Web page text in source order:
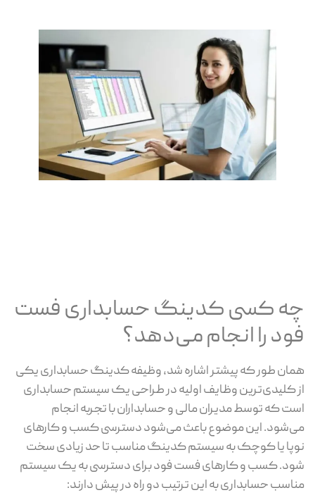
چه کسی کدینگ حسابداری فست
فود را انجام می‌دهد؟
همان طور که پیشتر اشاره شد، وظیفه کدینگ حسابداری یکی
از کلیدی‌ترین وظایف اولیه در طراحی یک سیستم حسابداری
است که توسط مدیران مالی و حسابداران با تجربه انجام
می‌شود. این موضوع باعث می‌شود دسترسی کسب و کارهای
نوپا یا کوچک به سیستم کدینگ مناسب تا حد زیادی سخت
شود. کسب و کارهای فست فود برای دسترسی به یک سیستم
مناسب حسابداری به این ترتیب دو راه در پیش دارند: